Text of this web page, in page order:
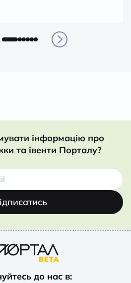
інформацію про
та івенти Порталу?
до нас в: